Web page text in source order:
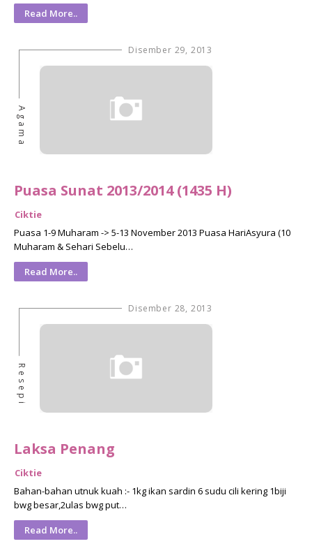
Read More..
Disember 29, 2013
Agama
Puasa Sunat 2013/2014 (1435 H)
Ciktie
Puasa 1-9 Muharam -> 5-13 November 2013 Puasa HariAsyura (10
Muharam & Sehari Sebelu…
Read More..
Disember 28, 2013
Resepi
Laksa Penang
Ciktie
Bahan-bahan utnuk kuah :- 1kg ikan sardin 6 sudu cili kering 1biji
bwg besar,2ulas bwg put…
Read More..